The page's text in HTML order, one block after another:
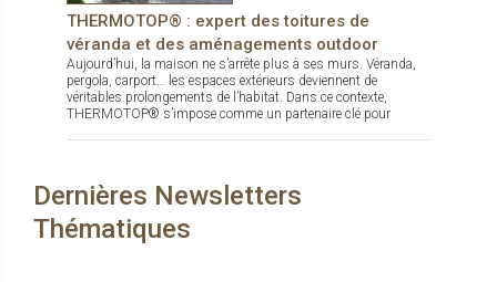
THERMOTOP® : expert des toitures de
véranda et des aménagements outdoor
Aujourd’hui, la maison ne s’arrête plus à ses murs. Véranda,
pergola, carport… les espaces extérieurs deviennent de
véritables prolongements de l’habitat. Dans ce contexte,
THERMOTOP® s’impose comme un partenaire clé pour
Dernières Newsletters
Thématiques